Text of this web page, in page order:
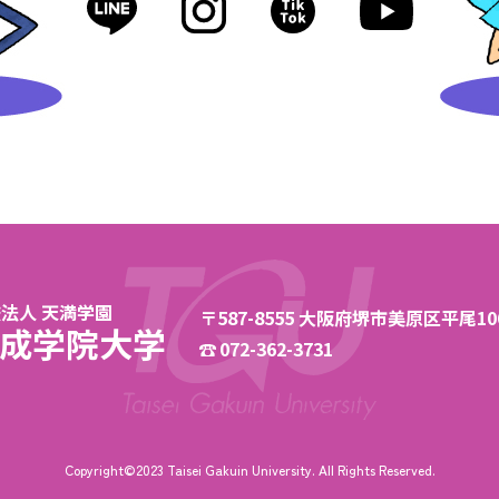
人 天満学園
学院大学
〒587-8555 大阪府堺市美原区平尾
072-362-3731
Copyright©2023 Taisei Gakuin University. All Rights Reserved.